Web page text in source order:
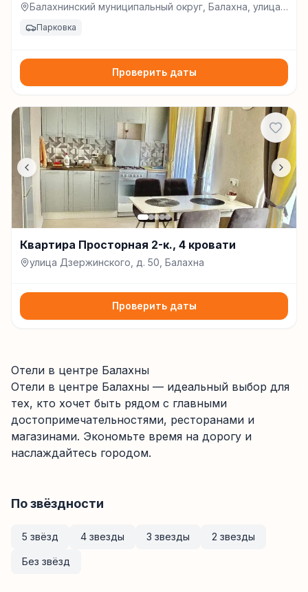
Балахнинский муниципальный округ, Балахна, улица
Парковка
Проверить даты
Квартира Просторная 2-к., 4 кровати
улица Дзержинского, д. 50, Балахна
Проверить даты
Отели в центре Балахны
Отели в центре Балахны — идеальный выбор для
тех, кто хочет быть рядом с главными
достопримечательностями, ресторанами и
магазинами. Экономьте время на дорогу и
наслаждайтесь городом.
По звёздности
5 звёзд 4 звезды 3 звезды 2 звезды
Без звёзд